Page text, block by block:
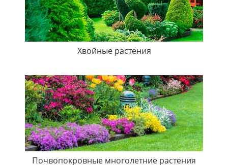
Хвойные растения
Почвопокровные многолетние растения